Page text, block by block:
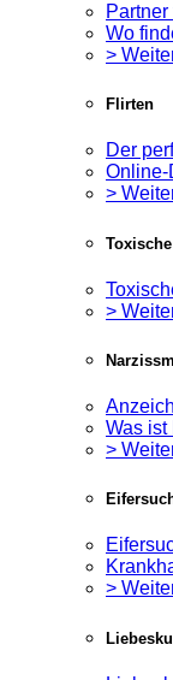
Wo
>
Flirten
Der
Online-
>
>
Was ist
>
>